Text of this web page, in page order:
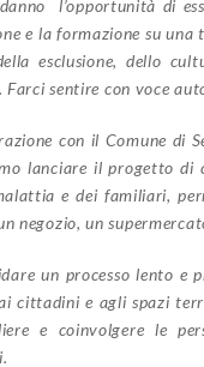
l’opportunità di
e la formazione su
esclusione, dello
sentire con voce
con il Comune di
lanciare il progetto di
e dei familiari,
negozio, un
un processo lento e
cittadini e agli spazi
e coinvolgere le